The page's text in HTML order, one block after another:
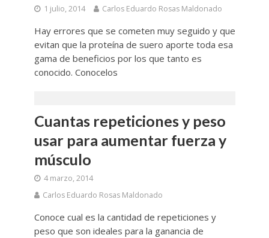
1 julio, 2014 Carlos Eduardo Rosas Maldonado
Hay errores que se cometen muy seguido y que
evitan que la proteína de suero aporte toda esa
gama de beneficios por los que tanto es
conocido. Conocelos
Cuantas repeticiones y peso
usar para aumentar fuerza y
músculo
4 marzo, 2014
Carlos Eduardo Rosas Maldonado
Conoce cual es la cantidad de repeticiones y
peso que son ideales para la ganancia de